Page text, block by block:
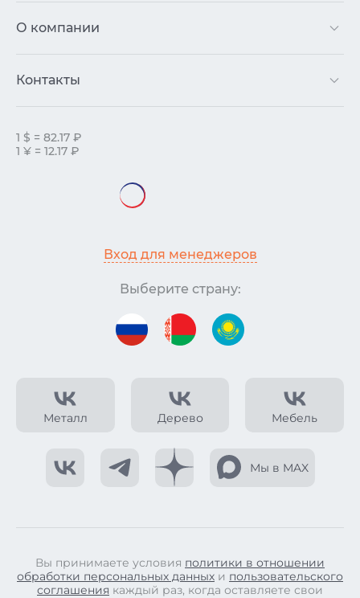
Металл Дерево Мебель
Мы в MAX
О компании
Контакты
1 $ = 82.17 ₽
1 ¥ = 12.17 ₽
Вход для менеджеров
Выберите страну:
Вы принимаете условия политики в отношении
обработки персональных данных и пользовательского
соглашения каждый раз, когда оставляете свои